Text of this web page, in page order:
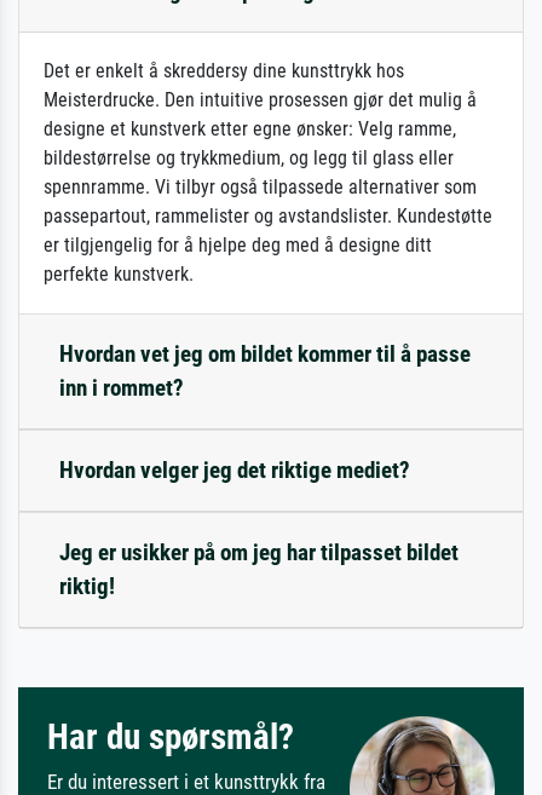
Det er enkelt å skreddersy dine kunsttrykk hos
Meisterdrucke. Den intuitive prosessen gjør det mulig å
designe et kunstverk etter egne ønsker: Velg ramme,
bildestørrelse og trykkmedium, og legg til glass eller
spennramme. Vi tilbyr også tilpassede alternativer som
passepartout, rammelister og avstandslister. Kundestøtte
er tilgjengelig for å hjelpe deg med å designe ditt
perfekte kunstverk.
Hvordan vet jeg om bildet kommer til å passe
inn i rommet?
Hvordan velger jeg det riktige mediet?
Jeg er usikker på om jeg har tilpasset bildet
riktig!
Har du spørsmål?
Er du interessert i et kunsttrykk fra